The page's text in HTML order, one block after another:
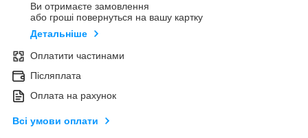
Ви отримаєте замовлення
або гроші повернуться на вашу картку
Детальніше
Оплатити частинами
Післяплата
Оплата на рахунок
Всі умови оплати